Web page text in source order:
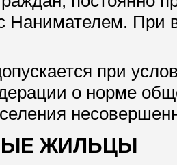
При
при
о норме
ЖИЛЬЦЫ